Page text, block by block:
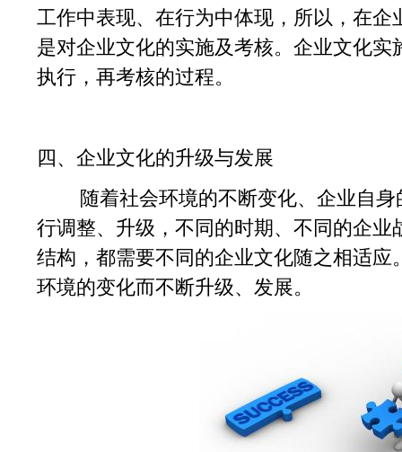
工作中表现、在行为中体现，所以，在
是对企业文化的实施及考核。企业文化
执行，再考核的过程。
四、企业文化的升级与发展
随着社会环境的不断变化、企业自身
行调整、升级，不同的时期、不同的企
结构，都需要不同的企业文化随之相适
环境的变化而不断升级、发展。